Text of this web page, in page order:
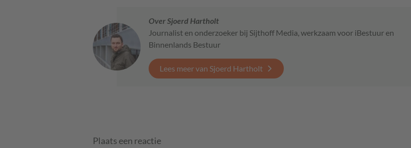
Over Sjoerd Hartholt
Journalist en onderzoeker bij Sijthoff Media, werkzaam voor iBestuur en
Binnenlands Bestuur
Lees meer van Sjoerd Hartholt
Plaats een reactie